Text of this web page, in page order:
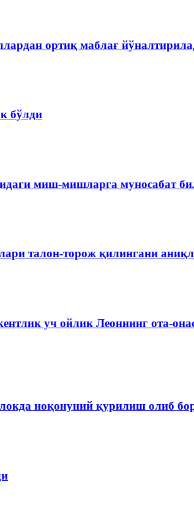
ортиқ маблағ
бўлди
миш-мишларга муносабат
талон-торож қилингани
уч ойлик Леоннинг ота-
ноқонуний қурилиш олиб